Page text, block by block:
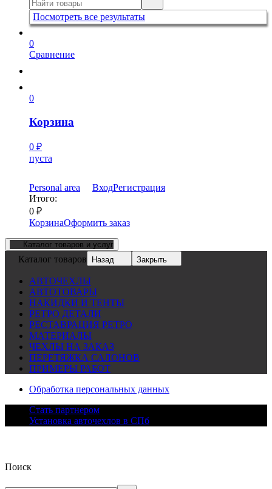
Посмотреть все результаты
0
Сравнение
0
Корзина
0 ₽
пуста
Personal area ВходРегистрация
Итого:
0 ₽
КорзинаОформить заказ
Каталог товаров и услуг
Каталог товаров Назад Закрыть
АВТОЧЕХЛЫ
АВТОТОВАРЫ
НАКИДКИ И ТЕНТЫ
РЕТРО ДЕТАЛИ
РЕСТАВРАЦИЯ РЕТРО
МАТЕРИАЛЫ
ЧЕХЛЫ НА ЗАКАЗ
ПЕРЕТЯЖКА САЛОНОВ
ПРИМЕРЫ РАБОТ
Обработка персональных данных
Стать партнером
Установка авточехлов в СПб
Поиск